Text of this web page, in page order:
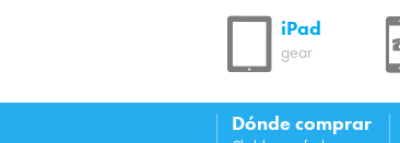
iPad
gear
Dónde comprar